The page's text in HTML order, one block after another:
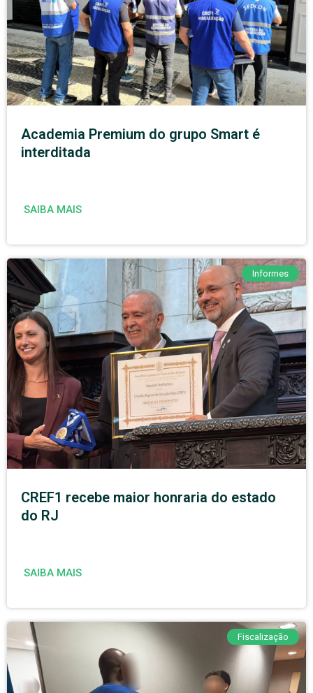
Academia Premium do grupo Smart é
interditada
SAIBA MAIS
Informes
CREF1 recebe maior honraria do estado
do RJ
SAIBA MAIS
Fiscalização